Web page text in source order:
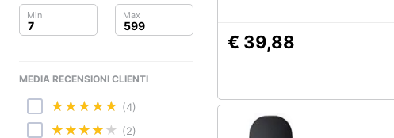
Giocattoli
Fotografia
Webcam
Sistema operativo windows 10
MEDIA RECENSIONI CLIENTI
(4)
(2)
€ 39,88